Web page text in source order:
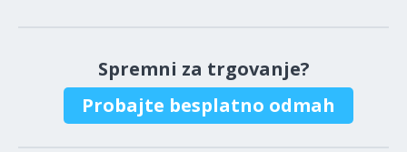
Spremni za trgovanje?
Probajte besplatno odmah